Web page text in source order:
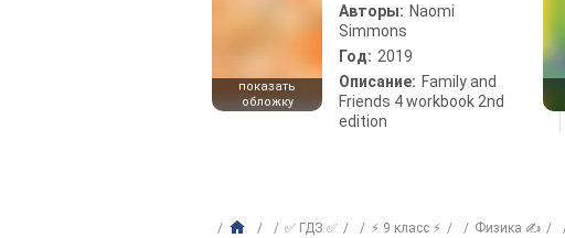
показать
обложку
Авторы: Naomi
Simmons
Год: 2019
Описание: Family and
Friends 4 workbook 2nd
edition
✅ ГДЗ ✅ ⚡ 9 класс ⚡ Физика ✍